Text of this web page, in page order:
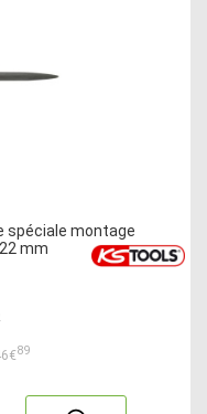
spéciale montage
mm
89